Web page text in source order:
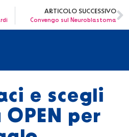
ARTICOLO SUCCESSIVO
Convengo sul Neuroblastoma
e scegli
per